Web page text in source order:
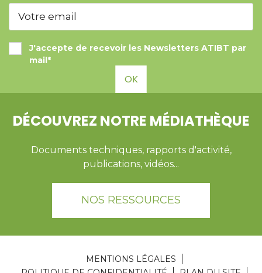
J'accepte de recevoir les Newsletters ATIBT par
mail*
OK
DÉCOUVREZ NOTRE MÉDIATHÈQUE
Documents techniques, rapports d'activité,
publications, vidéos...
NOS RESSOURCES
MENTIONS LÉGALES